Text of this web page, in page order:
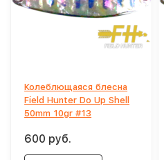
Колеблющаяся блесна
Field Hunter Do Up Shell
50mm 10gr #13
600 руб.